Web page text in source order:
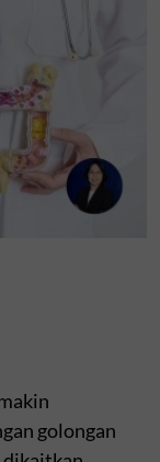
golongan